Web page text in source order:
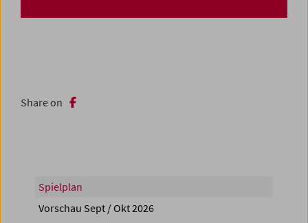
Share on
Spielplan
Vorschau Sept / Okt 2026